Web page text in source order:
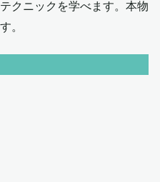
クニックを学べます。本物
。